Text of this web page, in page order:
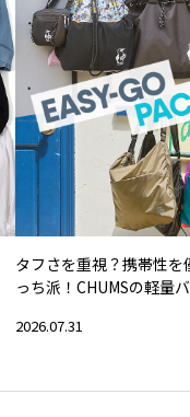
タフさを重視？携帯性
っち派！CHUMSの軽量
2026.07.31